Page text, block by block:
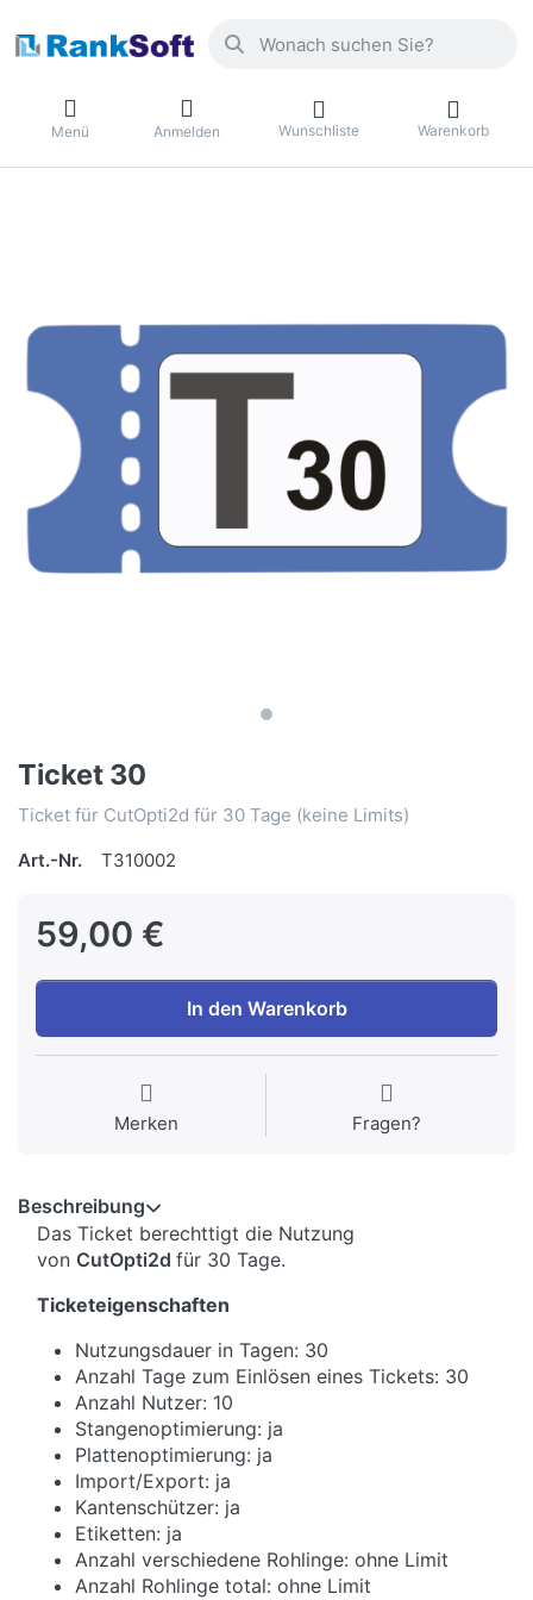
Geben Sie einen Suchbegriff ein.
Menü Anmelden Wunschliste Warenkorb
Ticket 30
Ticket für CutOpti2d für 30 Tage (keine Limits)
Art.-Nr.
T310002
59,00 €
In den Warenkorb
Merken Fragen?
Beschreibung
Das Ticket berechttigt die Nutzung
von CutOpti2d für 30 Tage.
Ticketeigenschaften
Nutzungsdauer in Tagen: 30
Anzahl Tage zum Einlösen eines Tickets: 30
Anzahl Nutzer: 10
Stangenoptimierung: ja
Plattenoptimierung: ja
Import/Export: ja
Kantenschützer: ja
Etiketten: ja
Anzahl verschiedene Rohlinge: ohne Limit
Anzahl Rohlinge total: ohne Limit